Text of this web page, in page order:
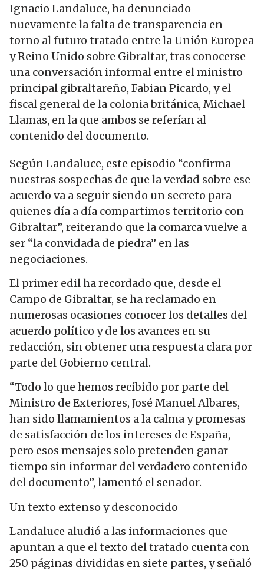
Ignacio Landaluce, ha denunciado
nuevamente la falta de transparencia en
torno al futuro tratado entre la Unión Europea
y Reino Unido sobre Gibraltar, tras conocerse
una conversación informal entre el ministro
principal gibraltareño, Fabian Picardo, y el
fiscal general de la colonia británica, Michael
Llamas, en la que ambos se referían al
contenido del documento.
Según Landaluce, este episodio “confirma
nuestras sospechas de que la verdad sobre ese
acuerdo va a seguir siendo un secreto para
quienes día a día compartimos territorio con
Gibraltar”, reiterando que la comarca vuelve a
ser “la convidada de piedra” en las
negociaciones.
El primer edil ha recordado que, desde el
Campo de Gibraltar, se ha reclamado en
numerosas ocasiones conocer los detalles del
acuerdo político y de los avances en su
redacción, sin obtener una respuesta clara por
parte del Gobierno central.
“Todo lo que hemos recibido por parte del
Ministro de Exteriores, José Manuel Albares,
han sido llamamientos a la calma y promesas
de satisfacción de los intereses de España,
pero esos mensajes solo pretenden ganar
tiempo sin informar del verdadero contenido
del documento”, lamentó el senador.
Un texto extenso y desconocido
Landaluce aludió a las informaciones que
apuntan a que el texto del tratado cuenta con
250 páginas divididas en siete partes, y señaló